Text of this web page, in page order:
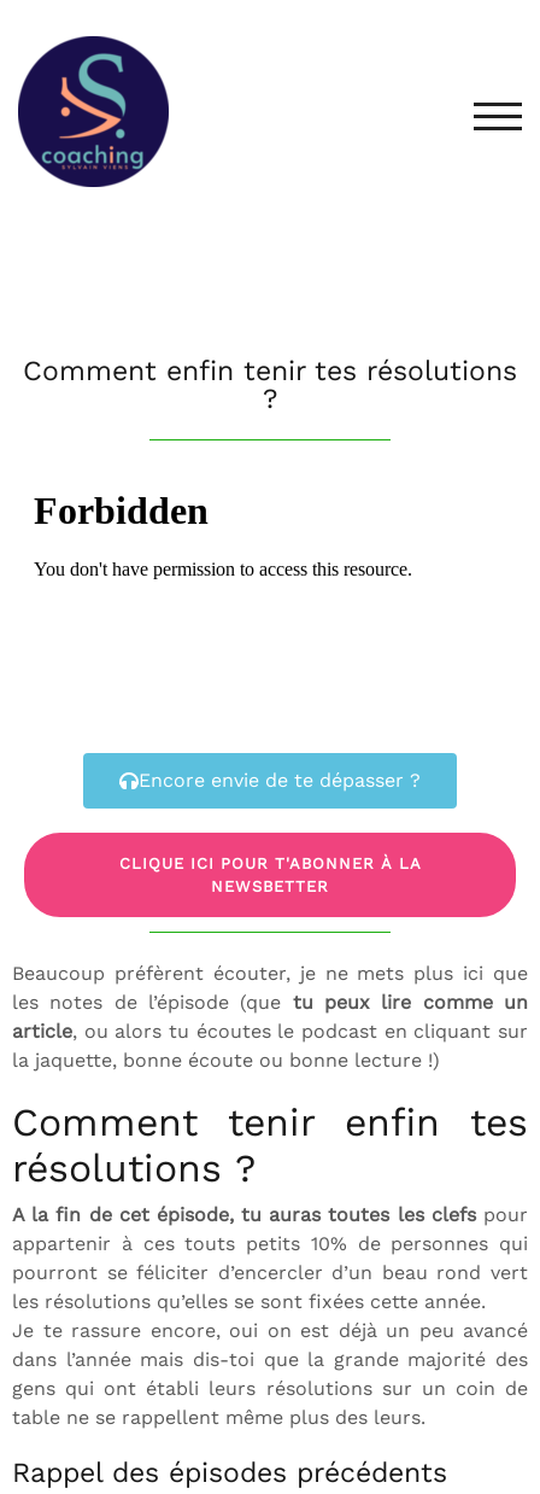
Comment enfin tenir tes résolutions
?
Encore envie de te dépasser ?
CLIQUE ICI POUR T'ABONNER À LA
NEWSBETTER
Beaucoup préfèrent écouter, je ne mets plus ici que
les notes de l’épisode (que tu peux lire comme un
article, ou alors tu écoutes le podcast en cliquant sur
la jaquette, bonne écoute ou bonne lecture !)
Comment tenir enfin tes
résolutions ?
A la fin de cet épisode, tu auras toutes les clefspour
appartenir à ces touts petits 10% de personnes qui
pourront se féliciter d’encercler d’un beau rond vert
les résolutions qu’elles se sont fixées cette année.
Je te rassure encore, oui on est déjà un peu avancé
dans l’année mais dis-toi que la grande majorité des
gens qui ont établi leurs résolutions sur un coin de
table ne se rappellent même plus des leurs.
Rappel des épisodes précédents